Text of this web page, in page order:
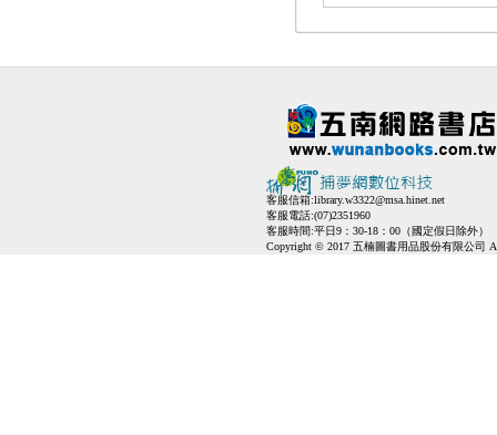
客服信箱:library.w3322@msa.hinet.net
客服電話:(07)2351960
客服時間:平日9：30-18：00（國定假日除外）
Copyright © 2017 五楠圖書用品股份有限公司